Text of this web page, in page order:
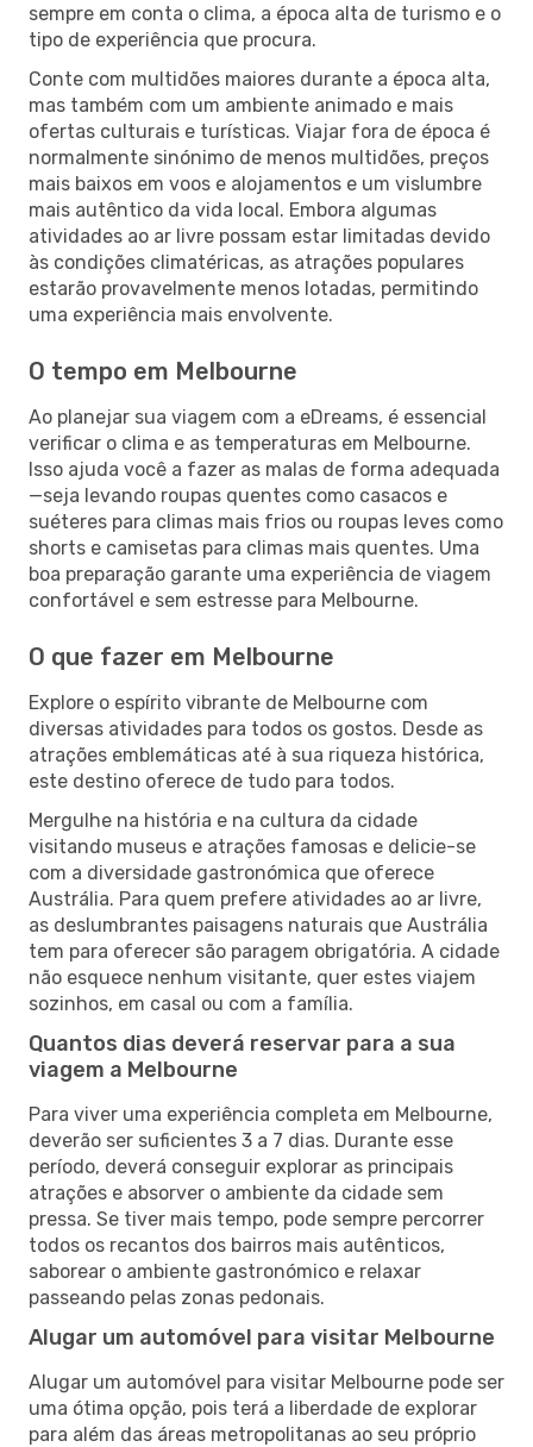
sempre em conta o clima, a época alta de turismo e o
tipo de experiência que procura.
Conte com multidões maiores durante a época alta,
mas também com um ambiente animado e mais
ofertas culturais e turísticas. Viajar fora de época é
normalmente sinónimo de menos multidões, preços
mais baixos em voos e alojamentos e um vislumbre
mais autêntico da vida local. Embora algumas
atividades ao ar livre possam estar limitadas devido
às condições climatéricas, as atrações populares
estarão provavelmente menos lotadas, permitindo
uma experiência mais envolvente.
O tempo em Melbourne
Ao planejar sua viagem com a eDreams, é essencial
verificar o clima e as temperaturas em Melbourne.
Isso ajuda você a fazer as malas de forma adequada
—seja levando roupas quentes como casacos e
suéteres para climas mais frios ou roupas leves como
shorts e camisetas para climas mais quentes. Uma
boa preparação garante uma experiência de viagem
confortável e sem estresse para Melbourne.
O que fazer em Melbourne
Explore o espírito vibrante de Melbourne com
diversas atividades para todos os gostos. Desde as
atrações emblemáticas até à sua riqueza histórica,
este destino oferece de tudo para todos.
Mergulhe na história e na cultura da cidade
visitando museus e atrações famosas e delicie-se
com a diversidade gastronómica que oferece
Austrália. Para quem prefere atividades ao ar livre,
as deslumbrantes paisagens naturais que Austrália
tem para oferecer são paragem obrigatória. A cidade
não esquece nenhum visitante, quer estes viajem
sozinhos, em casal ou com a família.
Quantos dias deverá reservar para a sua
viagem a Melbourne
Para viver uma experiência completa em Melbourne,
deverão ser suficientes 3 a 7 dias. Durante esse
período, deverá conseguir explorar as principais
atrações e absorver o ambiente da cidade sem
pressa. Se tiver mais tempo, pode sempre percorrer
todos os recantos dos bairros mais autênticos,
saborear o ambiente gastronómico e relaxar
passeando pelas zonas pedonais.
Alugar um automóvel para visitar Melbourne
Alugar um automóvel para visitar Melbourne pode ser
uma ótima opção, pois terá a liberdade de explorar
para além das áreas metropolitanas ao seu próprio